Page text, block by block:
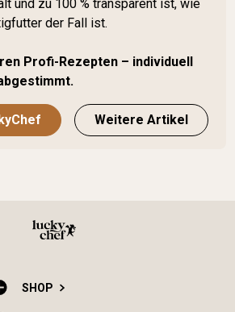
und zu 100 % transparent ist, wie
der Fall ist.
Profi-Rezepten – individuell
Weitere Artikel
SHOP